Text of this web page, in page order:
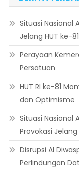
Situasi Nasional
Jelang HUT ke-81
Perayaan
Persatuan
HUT RI ke-81
dan Optimisme
Situasi Nasional
Provokasi Jelang
Disrupsi AI
Perlindungan